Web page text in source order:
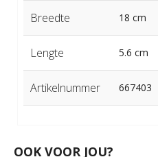
Breedte 18 cm
Lengte 5.6 cm
Artikelnummer 667403
OOK VOOR JOU?